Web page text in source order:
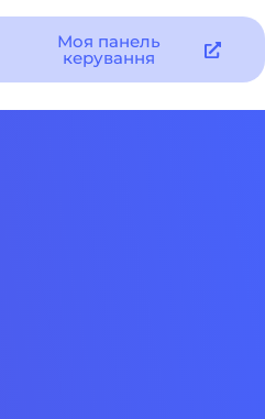
Моя панель
керування